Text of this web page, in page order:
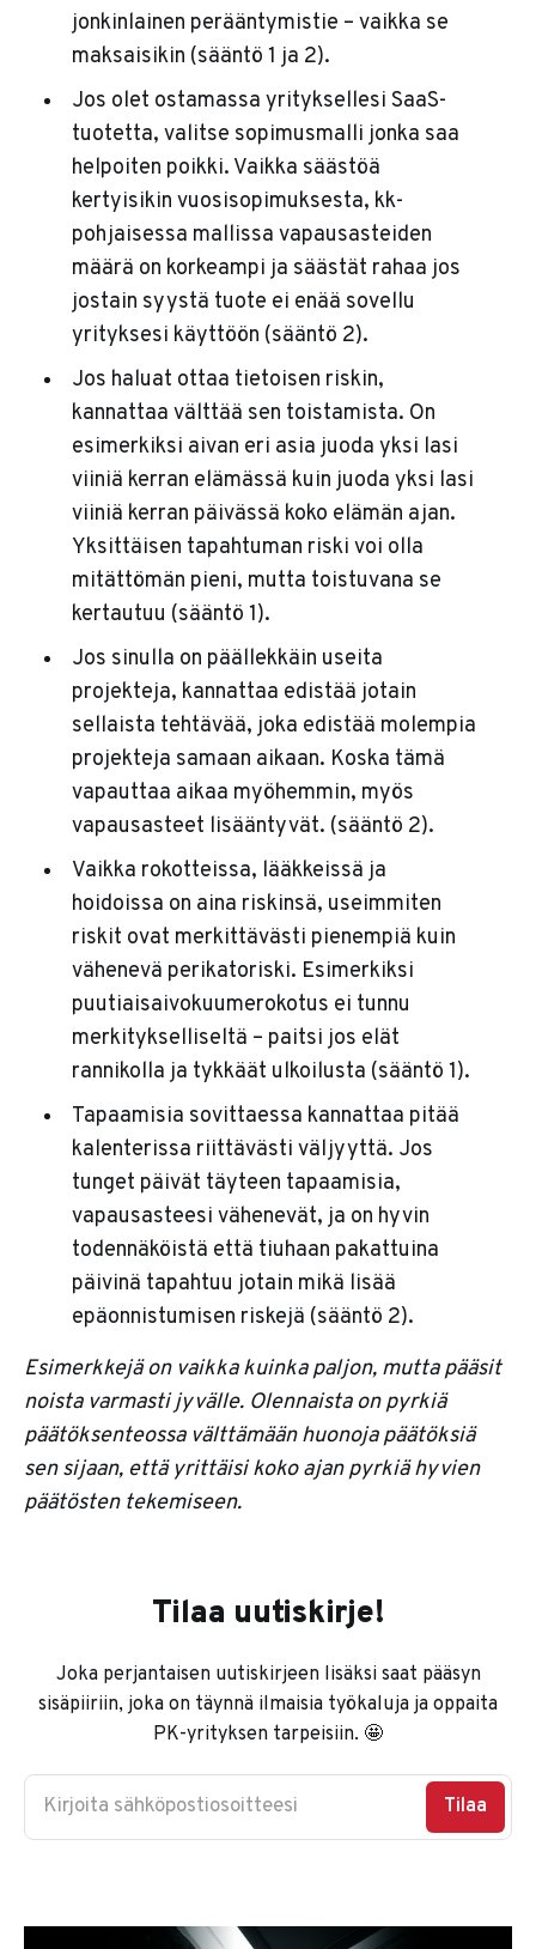
jonkinlainen perääntymistie – vaikka se
maksaisikin (sääntö 1 ja 2).
Jos olet ostamassa yrityksellesi SaaS-
tuotetta, valitse sopimusmalli jonka saa
helpoiten poikki. Vaikka säästöä
kertyisikin vuosisopimuksesta, kk-
pohjaisessa mallissa vapausasteiden
määrä on korkeampi ja säästät rahaa jos
jostain syystä tuote ei enää sovellu
yrityksesi käyttöön (sääntö 2).
Jos haluat ottaa tietoisen riskin,
kannattaa välttää sen toistamista. On
esimerkiksi aivan eri asia juoda yksi lasi
viiniä kerran elämässä kuin juoda yksi lasi
viiniä kerran päivässä koko elämän ajan.
Yksittäisen tapahtuman riski voi olla
mitättömän pieni, mutta toistuvana se
kertautuu (sääntö 1).
Jos sinulla on päällekkäin useita
projekteja, kannattaa edistää jotain
sellaista tehtävää, joka edistää molempia
projekteja samaan aikaan. Koska tämä
vapauttaa aikaa myöhemmin, myös
vapausasteet lisääntyvät. (sääntö 2).
Vaikka rokotteissa, lääkkeissä ja
hoidoissa on aina riskinsä, useimmiten
riskit ovat merkittävästi pienempiä kuin
vähenevä perikatoriski. Esimerkiksi
puutiaisaivokuumerokotus ei tunnu
merkitykselliseltä – paitsi jos elät
rannikolla ja tykkäät ulkoilusta (sääntö 1).
Tapaamisia sovittaessa kannattaa pitää
kalenterissa riittävästi väljyyttä. Jos
tunget päivät täyteen tapaamisia,
vapausasteesi vähenevät, ja on hyvin
todennäköistä että tiuhaan pakattuina
päivinä tapahtuu jotain mikä lisää
epäonnistumisen riskejä (sääntö 2).
Esimerkkejä on vaikka kuinka paljon, mutta pääsit
noista varmasti jyvälle. Olennaista on pyrkiä
päätöksenteossa välttämään huonoja päätöksiä
sen sijaan, että yrittäisi koko ajan pyrkiä hyvien
päätösten tekemiseen.
Tilaa uutiskirje!
Joka perjantaisen uutiskirjeen lisäksi saat pääsyn
sisäpiiriin, joka on täynnä ilmaisia työkaluja ja oppaita
PK-yrityksen tarpeisiin. 🤩
Kirjoita sähköpostiosoitteesi Tilaa